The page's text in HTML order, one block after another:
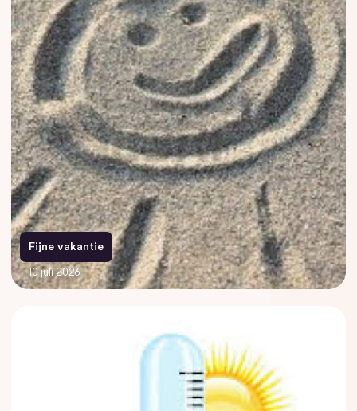
Fijne vakantie
10 juli 2026